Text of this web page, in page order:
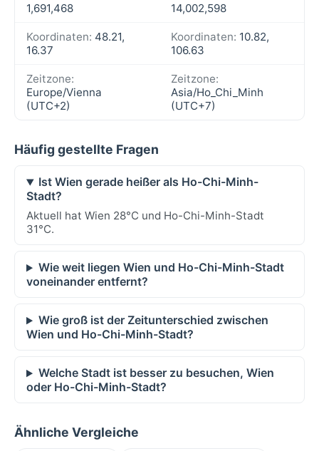
1,691,468
14,002,598
Koordinaten: 48.21,
16.37
Koordinaten: 10.82,
106.63
Zeitzone:
Europe/Vienna
(UTC+2)
Zeitzone:
Asia/Ho_Chi_Minh
(UTC+7)
Häufig gestellte Fragen
Ist Wien gerade heißer als Ho-Chi-Minh-
Stadt?
Aktuell hat Wien 28°C und Ho-Chi-Minh-Stadt
31°C.
Wie weit liegen Wien und Ho-Chi-Minh-Stadt
voneinander entfernt?
Wie groß ist der Zeitunterschied zwischen
Wien und Ho-Chi-Minh-Stadt?
Welche Stadt ist besser zu besuchen, Wien
oder Ho-Chi-Minh-Stadt?
Ähnliche Vergleiche